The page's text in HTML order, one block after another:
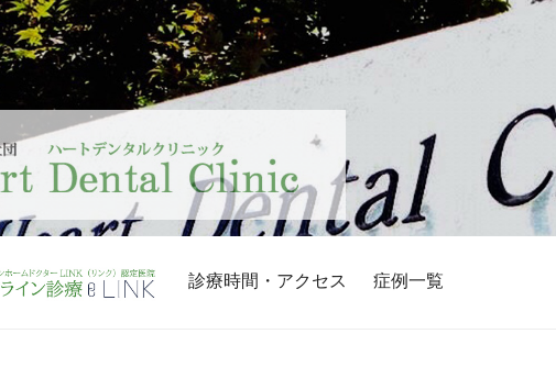
診療時間・アクセス 症例一覧